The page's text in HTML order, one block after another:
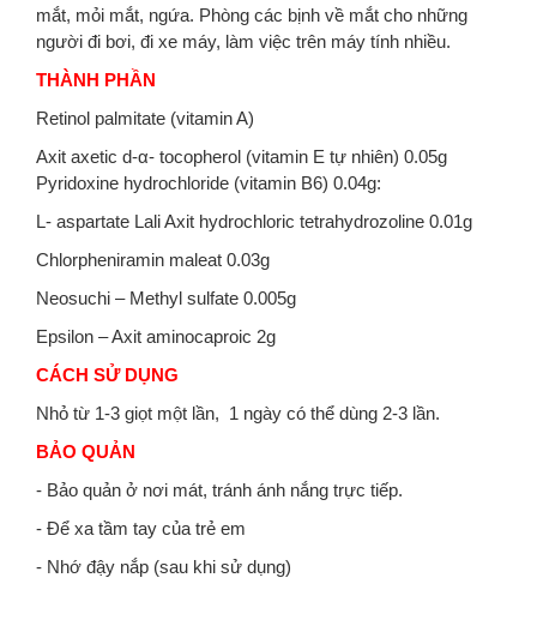
mắt, mỏi mắt, ngứa. Phòng các bịnh về mắt cho những
người đi bơi, đi xe máy, làm việc trên máy tính nhiều.
THÀNH PHẦN
Retinol palmitate (vitamin A)
Axit axetic d-α- tocopherol (vitamin E tự nhiên) 0.05g
Pyridoxine hydrochloride (vitamin B6) 0.04g:
L- aspartate Lali Axit hydrochloric tetrahydrozoline 0.01g
Chlorpheniramin maleat 0.03g
Neosuchi – Methyl sulfate 0.005g
Epsilon – Axit aminocaproic 2g
CÁCH SỬ DỤNG
Nhỏ từ 1-3 giọt một lần, 1 ngày có thể dùng 2-3 lần.
BẢO QUẢN
- Bảo quản ở nơi mát, tránh ánh nắng trực tiếp.
- Để xa tầm tay của trẻ em
- Nhớ đậy nắp (sau khi sử dụng)